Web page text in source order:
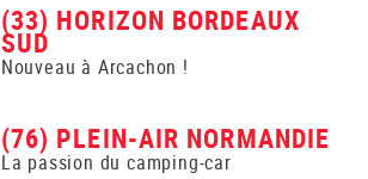
(33) HORIZON BORDEAUX
SUD
Nouveau à Arcachon !
(76) PLEIN-AIR NORMANDIE
La passion du camping-car